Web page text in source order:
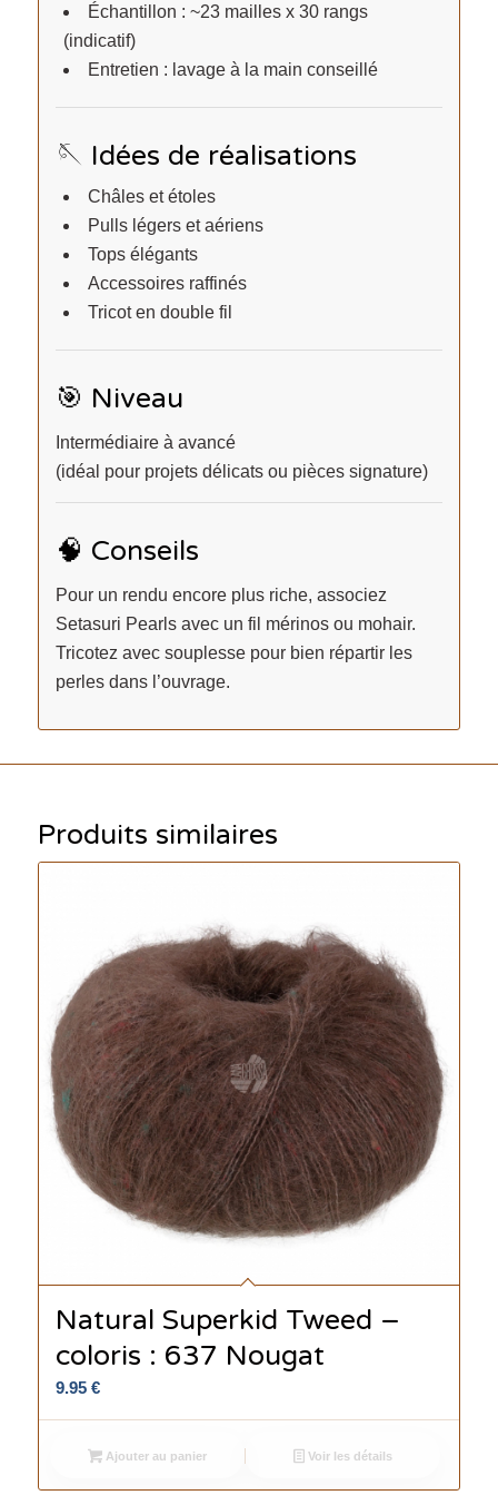
Échantillon : ~23 mailles x 30 rangs
(indicatif)
Entretien : lavage à la main conseillé
🪡 Idées de réalisations
Châles et étoles
Pulls légers et aériens
Tops élégants
Accessoires raffinés
Tricot en double fil
🎯 Niveau
Intermédiaire à avancé
(idéal pour projets délicats ou pièces signature)
🧠 Conseils
Pour un rendu encore plus riche, associez
Setasuri Pearls avec un fil mérinos ou mohair.
Tricotez avec souplesse pour bien répartir les
perles dans l’ouvrage.
Produits similaires
Natural Superkid Tweed –
coloris : 637 Nougat
9.95 €
Ajouter au panier Voir les détails